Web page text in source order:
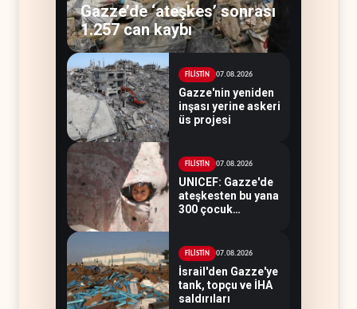
Gazze’de ‘ateşkes’ sonrası
1.257 can kaybı
FİLİSTİN 07.08.2026
Gazze'nin yeniden
inşası yerine askeri
üs projesi
FİLİSTİN 07.08.2026
UNICEF: Gazze'de
ateşkesten bu yana
300 çocuk
FİLİSTİN 07.08.2026
İsrail'den Gazze'ye
tank, topçu ve İHA
saldırıları